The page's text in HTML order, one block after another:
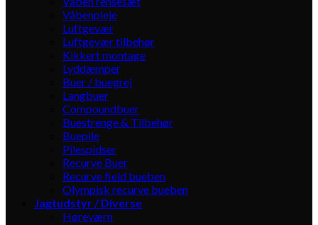
Våbenpleje
Luftgevær
Luftgevær tilbehør
Kikkert montage
Lyddæmper
Buer / buegrej
Langbuer
Compoundbuer
Buestrenge & Tilbehør
Buepile
Pilespidser
Recurve Buer
Recurve field bueben
Olympisk recurve bueben
Jagtudstyr / Diverse
Høreværn